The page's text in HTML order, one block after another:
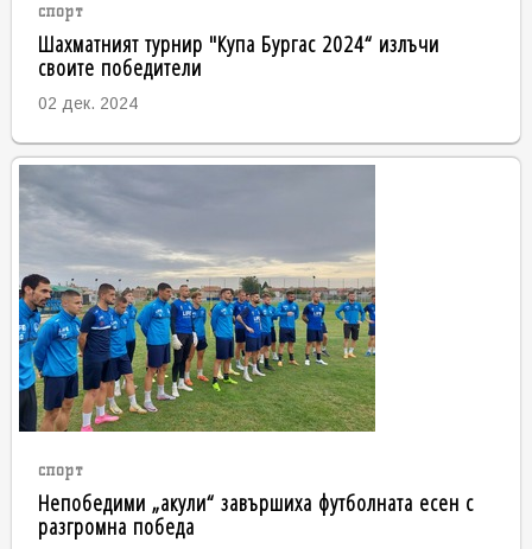
спорт
Шахматният турнир "Купа Бургас 2024“ излъчи
своите победители
02 дек. 2024
спорт
Непобедими „акули“ завършиха футболната есен с
разгромна победа